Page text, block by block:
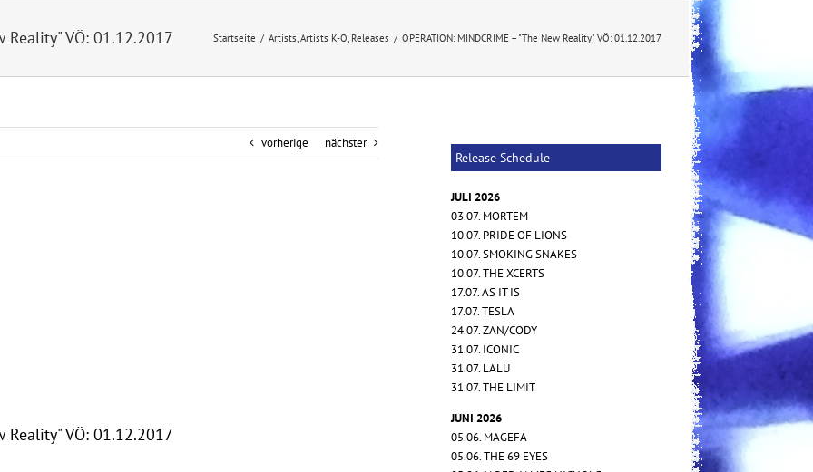
Reality" VÖ: 01.12.2017 Startseite / Artists Artists K-O Releases / OPERATION: MINDCRIME – "The New Reality" VÖ: 01.12.2017
vorherige nächster
Reality" VÖ: 01.12.2017
Release Schedule
JULI 2026
03.07. MORTEM
10.07. PRIDE OF LIONS
10.07. SMOKING SNAKES
10.07. THE XCERTS
17.07. AS IT IS
17.07. TESLA
24.07. ZAN/CODY
31.07. ICONIC
31.07. LALU
31.07. THE LIMIT
JUNI 2026
05.06. MAGEFA
05.06. THE 69 EYES